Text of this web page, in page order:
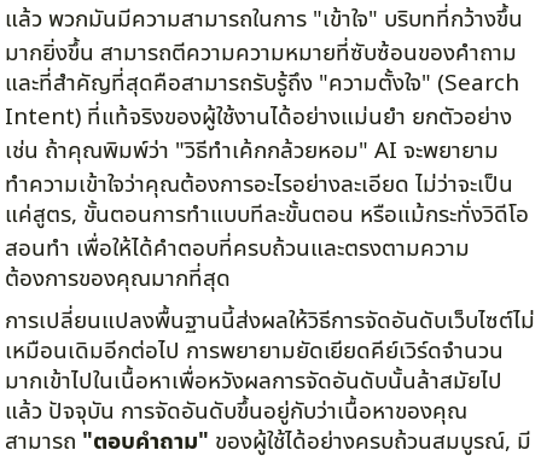
แล้ว พวกมันมีความสามารถในการ "เข้าใจ" บริบทที่กว้างขึ้น
มากยิ่งขึ้น สามารถตีความความหมายที่ซับซ้อนของคำถาม
และที่สำคัญที่สุดคือสามารถรับรู้ถึง "ความตั้งใจ" (Search
Intent) ที่แท้จริงของผู้ใช้งานได้อย่างแม่นยำ ยกตัวอย่าง
เช่น ถ้าคุณพิมพ์ว่า "วิธีทำเค้กกล้วยหอม" AI จะพยายาม
ทำความเข้าใจว่าคุณต้องการอะไรอย่างละเอียด ไม่ว่าจะเป็น
แค่สูตร, ขั้นตอนการทำแบบทีละขั้นตอน หรือแม้กระทั่งวิดีโอ
สอนทำ เพื่อให้ได้คำตอบที่ครบถ้วนและตรงตามความ
ต้องการของคุณมากที่สุด
การเปลี่ยนแปลงพื้นฐานนี้ส่งผลให้วิธีการจัดอันดับเว็บไซต์ไม่
เหมือนเดิมอีกต่อไป การพยายามยัดเยียดคีย์เวิร์ดจำนวน
มากเข้าไปในเนื้อหาเพื่อหวังผลการจัดอันดับนั้นล้าสมัยไป
แล้ว ปัจจุบัน การจัดอันดับขึ้นอยู่กับว่าเนื้อหาของคุณ
สามารถ "ตอบคำถาม" ของผู้ใช้ได้อย่างครบถ้วนสมบูรณ์, มี